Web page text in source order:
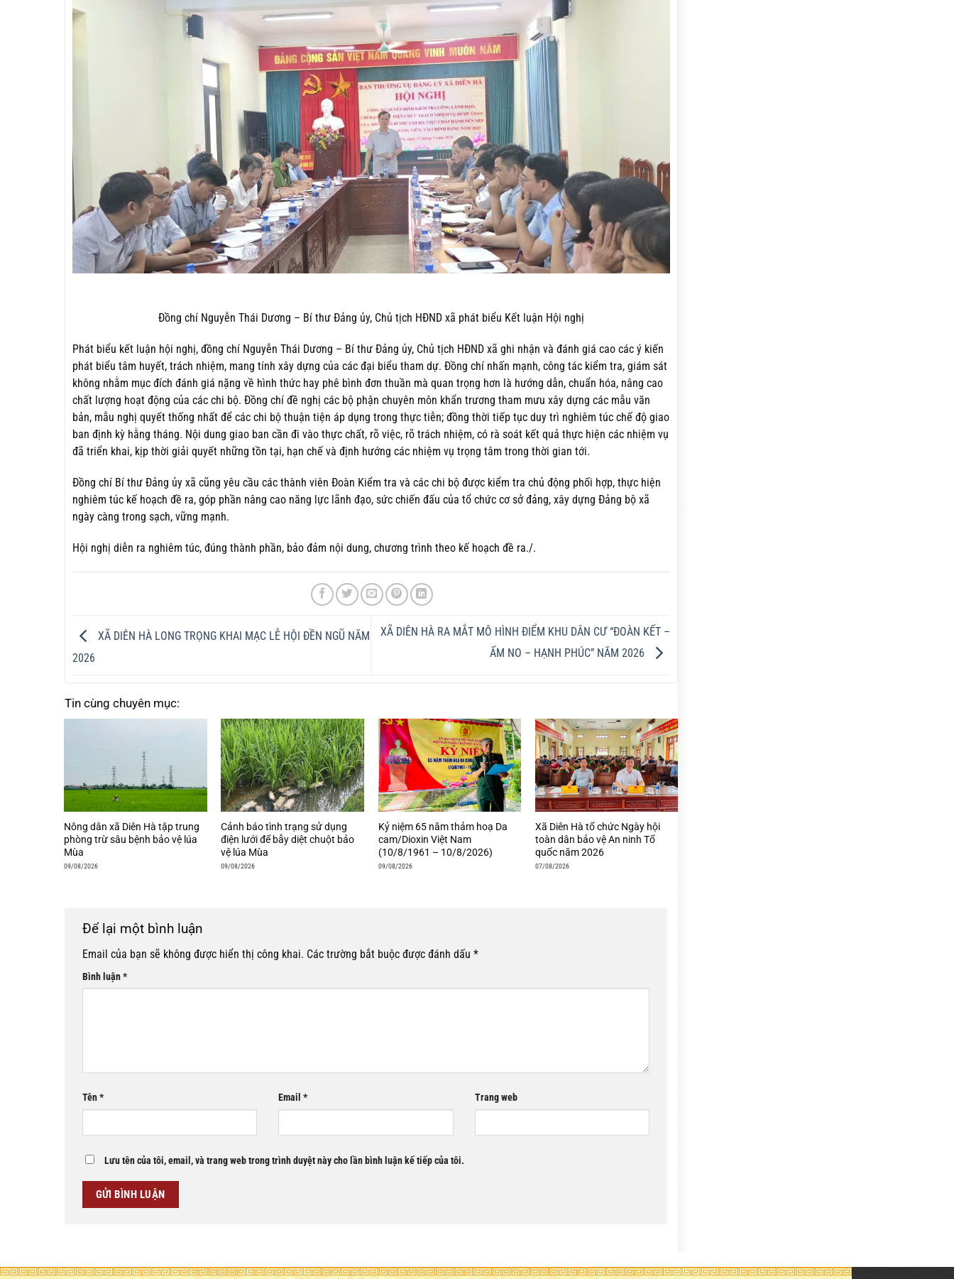
Đồng chí Nguyễn Thái Dương – Bí thư Đảng ủy, Chủ tịch HĐND xã phát biểu Kết luận Hội nghị
Phát biểu kết luận hội nghị, đồng chí Nguyễn Thái Dương – Bí thư Đảng ủy, Chủ tịch HĐND xã ghi nhận và đánh giá cao các ý kiến
phát biểu tâm huyết, trách nhiệm, mang tính xây dựng của các đại biểu tham dự. Đồng chí nhấn mạnh, công tác kiểm tra, giám sát
không nhằm mục đích đánh giá nặng về hình thức hay phê bình đơn thuần mà quan trọng hơn là hướng dẫn, chuẩn hóa, nâng cao
chất lượng hoạt động của các chi bộ. Đồng chí đề nghị các bộ phận chuyên môn khẩn trương tham mưu xây dựng các mẫu văn
bản, mẫu nghị quyết thống nhất để các chi bộ thuận tiện áp dụng trong thực tiễn; đồng thời tiếp tục duy trì nghiêm túc chế độ giao
ban định kỳ hằng tháng. Nội dung giao ban cần đi vào thực chất, rõ việc, rõ trách nhiệm, có rà soát kết quả thực hiện các nhiệm vụ
đã triển khai, kịp thời giải quyết những tồn tại, hạn chế và định hướng các nhiệm vụ trọng tâm trong thời gian tới.
Đồng chí Bí thư Đảng ủy xã cũng yêu cầu các thành viên Đoàn Kiểm tra và các chi bộ được kiểm tra chủ động phối hợp, thực hiện
nghiêm túc kế hoạch đề ra, góp phần nâng cao năng lực lãnh đạo, sức chiến đấu của tổ chức cơ sở đảng, xây dựng Đảng bộ xã
ngày càng trong sạch, vững mạnh.
Hội nghị diễn ra nghiêm túc, đúng thành phần, bảo đảm nội dung, chương trình theo kế hoạch đề ra./.
XÃ DIÊN HÀ LONG TRỌNG KHAI MẠC LỄ HỘI ĐỀN NGŨ NĂM
2026
XÃ DIÊN HÀ RA MẮT MÔ HÌNH ĐIỂM KHU DÂN CƯ “ĐOÀN KẾT –
ẤM NO – HẠNH PHÚC” NĂM 2026
Tin cùng chuyên mục:
Nông dân xã Diên Hà tập trung
phòng trừ sâu bệnh bảo vệ lúa
Mùa
09/08/2026
Cảnh báo tình trạng sử dụng
điện lưới để bẫy diệt chuột bảo
vệ lúa Mùa
09/08/2026
Kỷ niệm 65 năm thảm hoạ Da
cam/Dioxin Việt Nam
(10/8/1961 – 10/8/2026)
09/08/2026
Xã Diên Hà tổ chức Ngày hội
toàn dân bảo vệ An ninh Tổ
quốc năm 2026
07/08/2026
Để lại một bình luận
Email của bạn sẽ không được hiển thị công khai. Các trường bắt buộc được đánh dấu *
Bình luận*
Tên* Email* Trang web
Lưu tên của tôi, email, và trang web trong trình duyệt này cho lần bình luận kế tiếp của tôi.